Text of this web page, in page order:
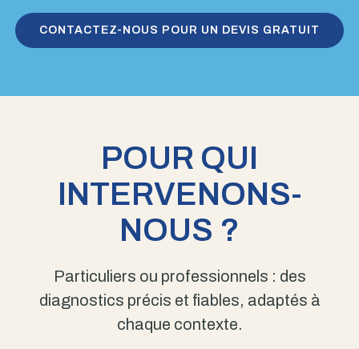
CONTACTEZ-NOUS POUR UN DEVIS GRATUIT
POUR QUI
INTERVENONS-
NOUS ?
Particuliers ou professionnels : des
diagnostics précis et fiables, adaptés à
chaque contexte.